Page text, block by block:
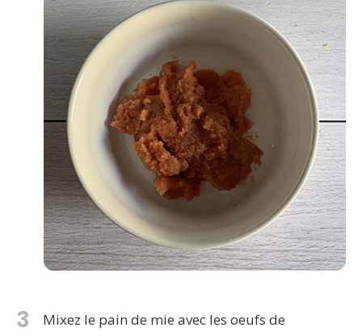
3
Mixez le pain de mie avec les oeufs de